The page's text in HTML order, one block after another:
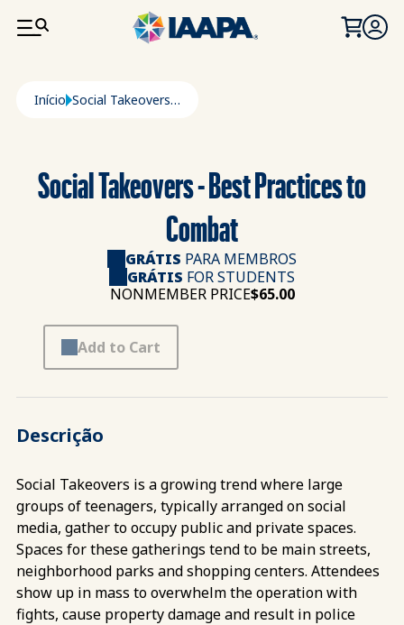
PASSAR PARA O CONTEÚDO PRINCIPAL
Navegação estrutural
Início Social Takeovers - Best Practices To Combat
Social Takeovers - Best Practices to
Combat
GRÁTIS PARA MEMBROS
GRÁTIS FOR STUDENTS
NONMEMBER PRICE$65.00
Add to Cart
Descrição
Social Takeovers is a growing trend where large
groups of teenagers, typically arranged on social
media, gather to occupy public and private spaces.
Spaces for these gatherings tend to be main streets,
neighborhood parks and shopping centers. Attendees
show up in mass to overwhelm the operation with
fights, cause property damage and result in police